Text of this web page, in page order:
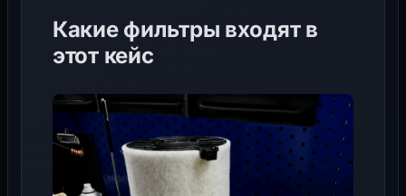
Какие фильтры входят в
этот кейс